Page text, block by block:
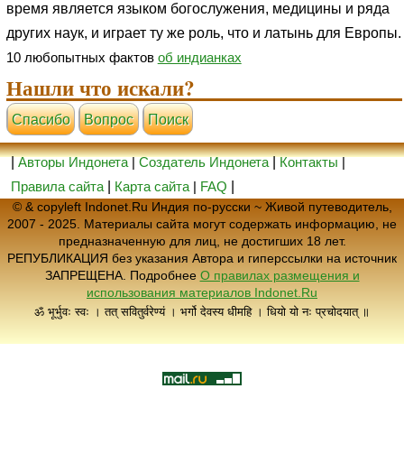
время является языком богослужения, медицины и ряда
других наук, и играет ту же роль, что и латынь для Европы.
10 любопытных фактов об индианках
Нашли что искали?
Cпасибо Вопрос Поиск
|Авторы Индонета|Создатель Индонета|Контакты|
Правила сайта
Карта сайта | FAQ
© & copyleft Indonet.Ru Индия по-русски ~ Живой путеводитель,
2007 - 2025. Материалы сайта могут содержать информацию, не
предназначенную для лиц, не достигших 18 лет.
РЕПУБЛИКАЦИЯ без указания Автора и гиперссылки на источник
ЗАПРЕЩЕНА. Подробнее О правилах размещения и
использования материалов Indonet.Ru
ॐ भूर्भुवः स्वः । तत् सवितुर्वरेण्यं । भर्गो देवस्य धीमहि । धियो यो नः प्रचोदयात् ॥